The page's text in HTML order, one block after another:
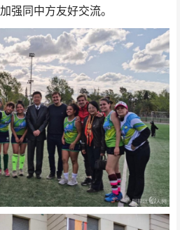
强同中方友好交流。